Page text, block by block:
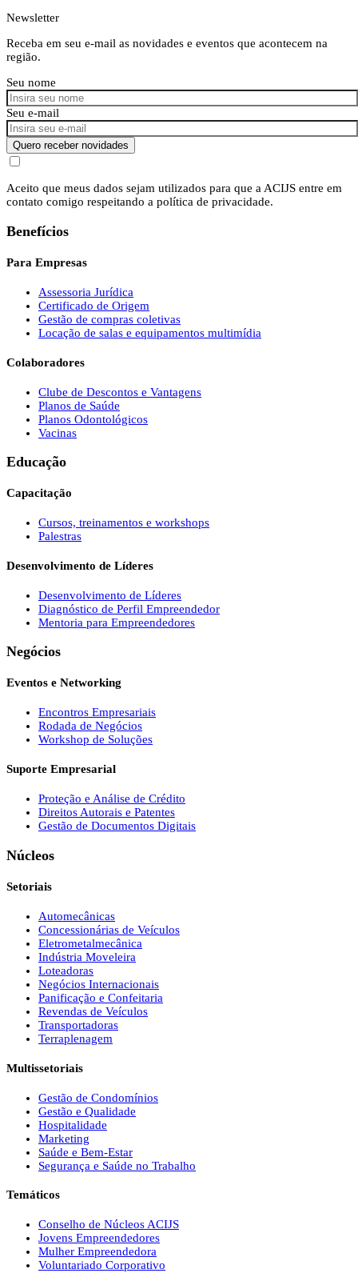
Newsletter
Receba em seu e-mail as novidades e eventos que acontecem na
região.
Seu nome
Seu e-mail
Quero receber novidades
Aceito que meus dados sejam utilizados para que a ACIJS entre em
contato comigo respeitando a política de privacidade.
Benefícios
Para Empresas
Assessoria Jurídica
Certificado de Origem
Gestão de compras coletivas
Locação de salas e equipamentos multimídia
Colaboradores
Clube de Descontos e Vantagens
Planos de Saúde
Planos Odontológicos
Vacinas
Educação
Capacitação
Cursos, treinamentos e workshops
Palestras
Desenvolvimento de Líderes
Desenvolvimento de Líderes
Diagnóstico de Perfil Empreendedor
Mentoria para Empreendedores
Negócios
Eventos e Networking
Encontros Empresariais
Rodada de Negócios
Workshop de Soluções
Suporte Empresarial
Proteção e Análise de Crédito
Direitos Autorais e Patentes
Gestão de Documentos Digitais
Núcleos
Setoriais
Automecânicas
Concessionárias de Veículos
Eletrometalmecânica
Indústria Moveleira
Loteadoras
Negócios Internacionais
Panificação e Confeitaria
Revendas de Veículos
Transportadoras
Terraplenagem
Multissetoriais
Gestão de Condomínios
Gestão e Qualidade
Hospitalidade
Marketing
Saúde e Bem-Estar
Segurança e Saúde no Trabalho
Temáticos
Conselho de Núcleos ACIJS
Jovens Empreendedores
Mulher Empreendedora
Voluntariado Corporativo